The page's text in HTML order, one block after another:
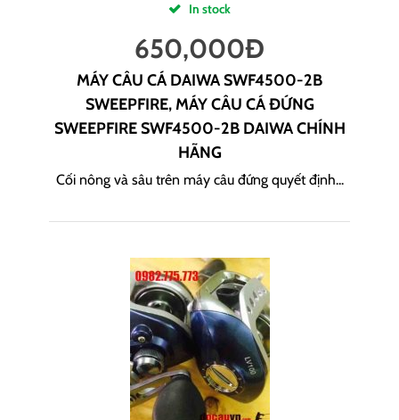
In stock
650,000Đ
MÁY CÂU CÁ DAIWA SWF4500-2B
SWEEPFIRE, MÁY CÂU CÁ ĐỨNG
SWEEPFIRE SWF4500-2B DAIWA CHÍNH
HÃNG
Cối nông và sâu trên máy câu đứng quyết định...